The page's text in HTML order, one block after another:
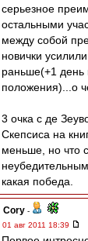
серьезное
остальными
между собой
новички
раньше(+1 день
положения)...о
3 очка с де
Скепсиса на
меньше, но что
какая победа.
Cory -
01 авг 2011 18:39